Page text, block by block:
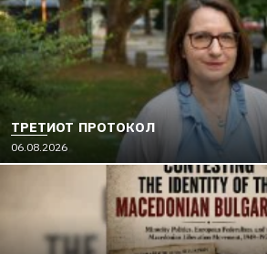
ТРЕТИОТ ПРОТОКОЛ
06.08.2026